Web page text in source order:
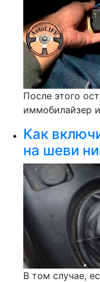
После этого
иммобилайзер
Как
на шеви
В том случае,